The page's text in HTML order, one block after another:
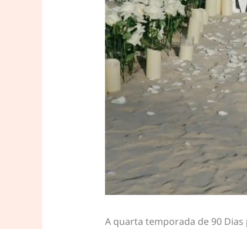
A quarta temporada de 90